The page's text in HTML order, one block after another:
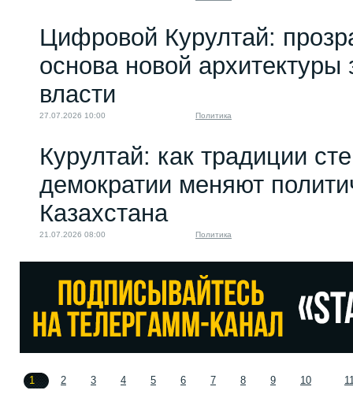
Цифровой Курултай:
основа новой архитектуры
власти
27.07.2026 10:00 Политика
Курултай: как традиции
демократии меняют
Казахстана
21.07.2026 08:00 Политика
1 2 3 4 5 6 7 8 9 10